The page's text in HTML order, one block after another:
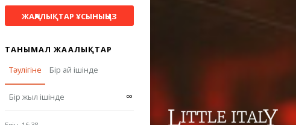
ЖАҢАЛЫҚТАР ҰСЫНЫҢЫЗ
ТАНЫМАЛ ЖАҢАЛЫҚТАР
Тәулігіне
Бір ай ішінде
Бір жыл ішінде ∞